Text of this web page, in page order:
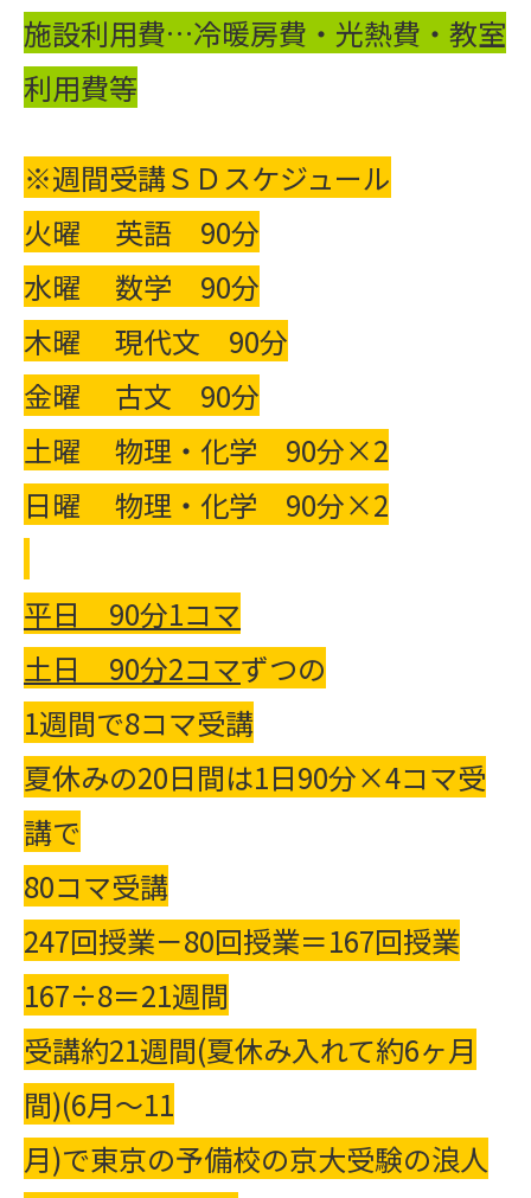
施設利用費…冷暖房費・光熱費・教室
利用費等
※週間受講ＳＤスケジュール
火曜 英語 90分
水曜 数学 90分
木曜 現代文 90分
金曜 古文 90分
土曜 物理・化学 90分×2
日曜 物理・化学 90分×2
平日 90分1コマ
土日 90分2コマずつの
1週間で8コマ受講
夏休みの20日間は1日90分×4コマ受
講で
80コマ受講
247回授業－80回授業＝167回授業
167÷8＝21週間
受講約21週間(夏休み入れて約6ヶ月
間)(6月～11
月)で東京の予備校の京大受験の浪人